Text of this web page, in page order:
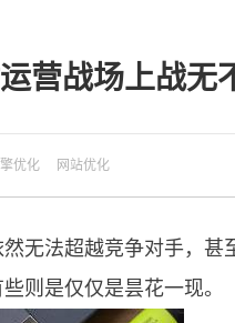
营战场上战无
优化 网站优化
无法超越竞争对手，甚
则是仅仅是昙花一现。